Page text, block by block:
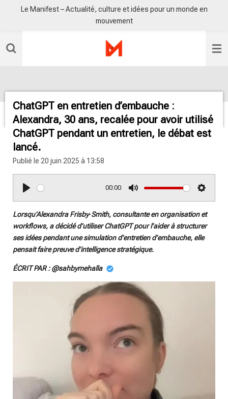
Passer
principal
Le Manifest – Actualité, culture et idées pour un monde en
mouvement
ChatGPT en entretien d’embauche :
Alexandra, 30 ans, recalée pour avoir utilisé
ChatGPT pendant un entretien, le débat est
lancé.
Publié le 20 juin 2025 à 13:58
a
y
00:00
u
t
t
s
Lorsqu’Alexandra Frisby‑Smith, consultante en organisation et
workflows, a décidé d’utiliser ChatGPT pour l’aider à structurer
ses idées pendant une simulation d’entretien d’embauche, elle
pensait faire preuve d’intelligence stratégique.
ÉCRIT PAR : @sahbymehalla